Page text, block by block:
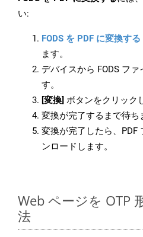
い:
FODS を PDF に変換する
ます。
デバイスから FODS フ
す。
[変換] ボタンをクリック
変換が完了するまで待ち
変換が完了したら、PDF
ンロードします。
Web ページを OTP
法